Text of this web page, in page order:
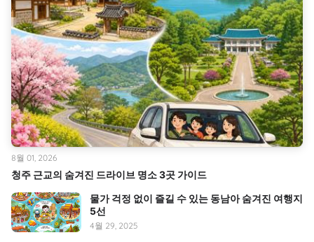
청주 근교의 숨겨진 드라이브 명소 3곳 가이드
8월 01, 2026
물가 걱정 없이 즐길 수 있는 동남아 숨겨진 여행지
5선
4월 29, 2025